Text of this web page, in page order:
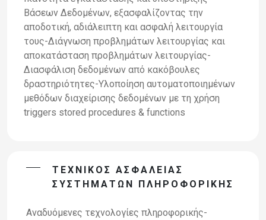
Βάσεων Δεδομένων, εξασφαλίζοντας την
αποδοτική, αδιάλειπτη και ασφαλή λειτουργία
τους-Διάγνωση προβλημάτων λειτουργίας και
αποκατάσταση προβλημάτων λειτουργίας-
Διασφάλιση δεδομένων από κακόβουλες
δραστηριότητες-Υλοποίηση αυτοματοποιημένων
μεθόδων διαχείρισης δεδομένων με τη χρήση
triggers stored procedures & functions
ΤΕΧΝΙΚΌΣ ΑΣΦΑΛΕΊΑΣ
ΣΥΣΤΗΜΆΤΩΝ ΠΛΗΡΟΦΟΡΙΚΉΣ
Αναδυόμενες τεχνολογίες πληροφορικής-